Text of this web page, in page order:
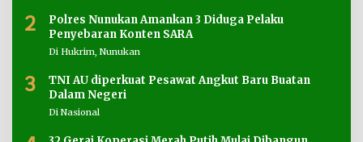
2
Polres Nunukan Amankan 3 Diduga Pelaku
Penyebaran Konten SARA
Di Hukrim, Nunukan
3
TNI AU diperkuat Pesawat Angkut Baru Buatan
Dalam Negeri
Di Nasional